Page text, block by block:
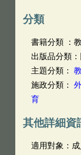
分類
書籍分類 ：
出版品分類
主題分類：
施政分類：
育
其他詳細資
適用對象：